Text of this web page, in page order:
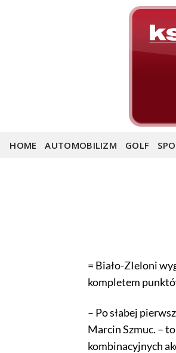
HOME AUTOMOBILIZM GOLF
= Biało-ZIeloni
kompletem
– Po słabej
Marcin Szmuc. –
kombinacyjnych